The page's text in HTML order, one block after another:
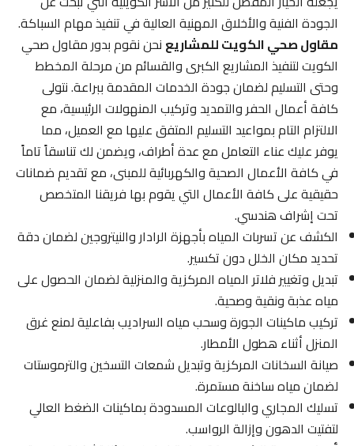
الجودة الفنية والأخلاق المهنية العالية في تنفيذ مهام السباكة.
مقاول صحي الكويت للمشاريعنحن نقوم بدور مقاول صحي
الكويت لتنفيذ المشاريع الكبرى والقسائم من مرحلة المخطط
وحتى التسليم لضمان جودة الخدمات المقدمة ببراعة. نتولى
كافة أعمال الحفر والتمديد وتركيب المنهولات الرئيسية، مع
الالتزام التام بمواعيد التسليم المتفق عليها مع العميل، مما
يوفر عليك عناء التعامل مع عدة أطراف، ويضمن لك تناسقاً تاماً
في كافة الأعمال الصحية والكهربائية للمبنى، مع تقديم ضمانات
حقيقية على كافة الأعمال التي يقوم بها فريقنا المتخصص
تحت إشراف هندسي.
الكشف عن تسربات المياه بأجهزة الرادار والنيتروجين لضمان دقة
تحديد مكان الخلل دون تكسير.
تبديل وتغيير فلاتر المياه المركزية والمنزلية لضمان الحصول على
مياه عذبة ونقية وصحية.
تركيب ماكينات الجورة وسحب مياه السراديب بفاعلية لمنع غرق
المنزل أثناء هطول الأمطار.
صيانة السخانات المركزية وتبديل شمعات التسخين والترموستات
لضمان مياه ساخنة مستمرة.
تسليك المجاري والبالوعات المسدودة بماكينات الضغط العالي
لتفتيت الدهون وإزالة الرواسب.